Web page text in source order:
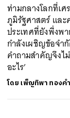
ท่ามกลางโลกที่เ
ภูมิรัฐศาสตร์ แล
ประเทศที่ยังพึ่งพ
กำลังเผชิญข้อจำ
คำถามสำคัญจึงไม่
อะไร’
โดย เพ็ญทิพา ทองค